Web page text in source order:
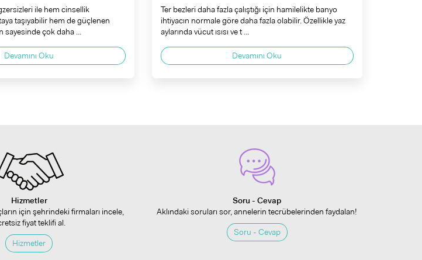
ile hem cinsellik
taşıyabilir hem de güçlenen
sayesinde çok daha ...
Devamını Oku
Ter bezleri daha fazla çalıştığı için hamilelikte banyo
ihtiyacın normale göre daha fazla olabilir. Özellikle yaz
aylarında vücut ısısı ve t ...
Devamını Oku
Hizmetler
için şehrindeki firmaları incele,
fiyat teklifi al.
Hizmetler
Soru - Cevap
Aklındaki soruları sor, annelerin tecrübelerinden faydalan!
Soru - Cevap